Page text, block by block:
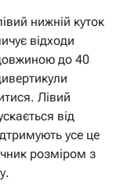
нижній куток
відходи
до 40
Лівий
від
усе це
розміром з